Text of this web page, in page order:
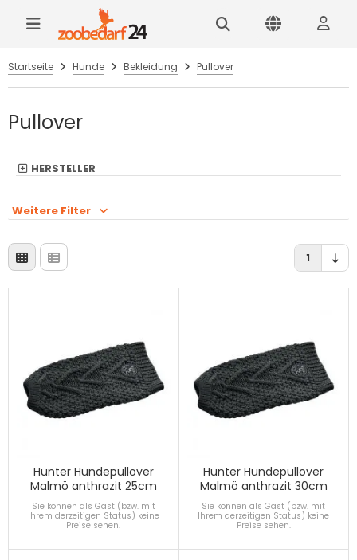
Startseite Hunde Bekleidung Pullover
Pullover
HERSTELLER
Weitere Filter
1
Hunter Hundepullover
Malmö anthrazit 25cm
Sie können als Gast (bzw. mit
Ihrem derzeitigen Status) keine
Preise sehen.
Hunter Hundepullover
Malmö anthrazit 30cm
Sie können als Gast (bzw. mit
Ihrem derzeitigen Status) keine
Preise sehen.